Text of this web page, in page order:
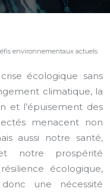
environnementaux actuels
écologique sans
climatique, la
et l’épuisement des
menacent non
aussi notre santé,
notre prospérité
écologique,
une nécessité